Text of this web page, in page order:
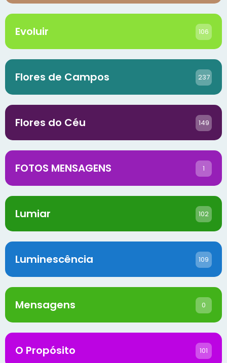
Evoluir 106
Flores de Campos 237
Flores do Céu 149
FOTOS MENSAGENS 1
Lumiar 102
Luminescência 109
Mensagens 0
O Propósito 101